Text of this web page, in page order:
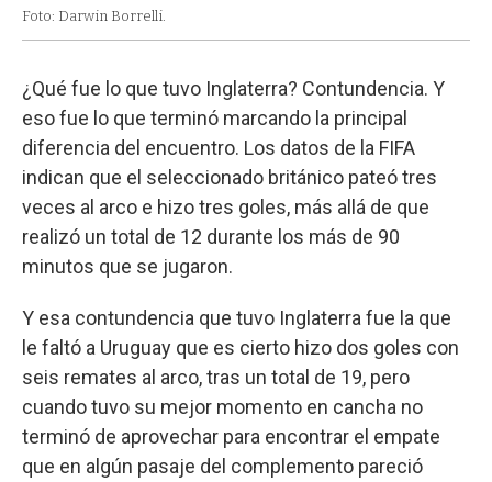
Foto: Darwin Borrelli.
¿Qué fue lo que tuvo Inglaterra? Contundencia. Y
eso fue lo que terminó marcando la principal
diferencia del encuentro. Los datos de la FIFA
indican que el seleccionado británico pateó tres
veces al arco e hizo tres goles, más allá de que
realizó un total de 12 durante los más de 90
minutos que se jugaron.
Y esa contundencia que tuvo Inglaterra fue la que
le faltó a Uruguay que es cierto hizo dos goles con
seis remates al arco, tras un total de 19, pero
cuando tuvo su mejor momento en cancha no
terminó de aprovechar para encontrar el empate
que en algún pasaje del complemento pareció